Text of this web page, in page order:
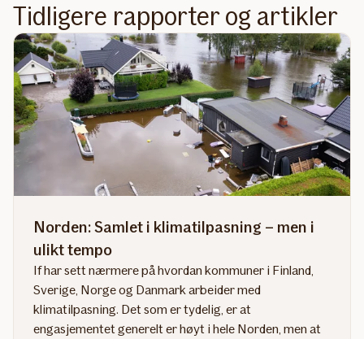
Tidligere rapporter og artikler
Norden: Samlet i klimatilpasning – men i
ulikt tempo
If har sett nærmere på hvordan kommuner i Finland,
Sverige, Norge og Danmark arbeider med
klimatilpasning. Det som er tydelig, er at
engasjementet generelt er høyt i hele Norden, men at